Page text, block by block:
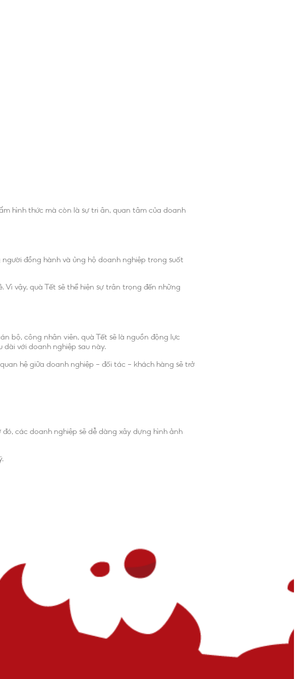
hình thức mà còn là sự tri ân, quan tâm của doanh
đồng hành và ủng hộ doanh nghiệp trong suốt
vậy, quà Tết sẽ thể hiện sự trân trọng đến những
bộ, công nhân viên, quà Tết sẽ là nguồn động lực
với doanh nghiệp sau này.
hệ giữa doanh nghiệp – đối tác – khách hàng sẽ trở
các doanh nghiệp sẽ dễ dàng xây dựng hình ảnh